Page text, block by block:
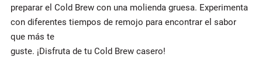
preparar el Cold Brew con una molienda gruesa. Experimenta
con diferentes tiempos de remojo para encontrar el sabor
que más te
guste. ¡Disfruta de tu Cold Brew casero!